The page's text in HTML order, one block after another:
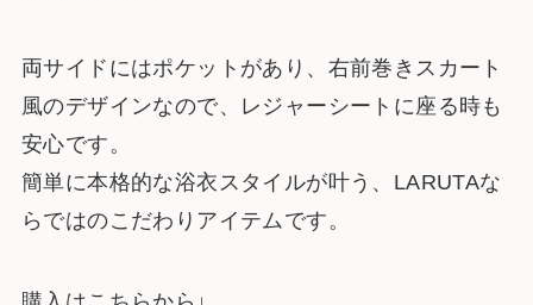
両サイドにはポケットがあり、右前巻きスカート
風のデザインなので、レジャーシートに座る時も
安心です。
簡単に本格的な浴衣スタイルが叶う、LARUTAな
らではのこだわりアイテムです。